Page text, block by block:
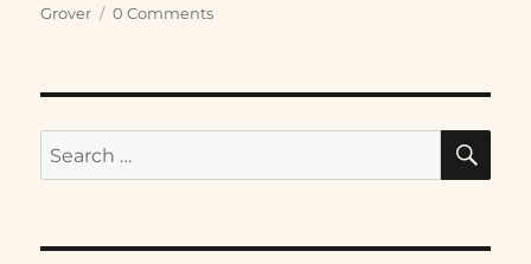
Grover
0 Comments
Search
for: